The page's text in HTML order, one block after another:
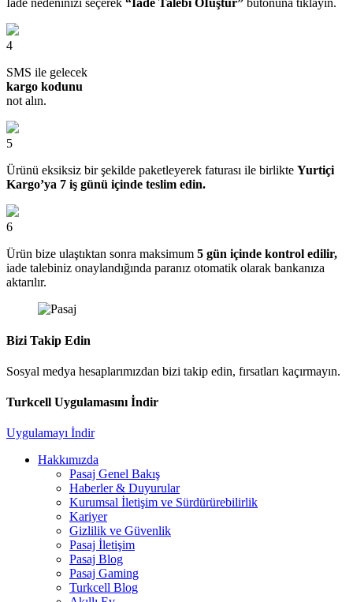
İade nedeninizi seçerek “İade Talebi OIuştur” butonuna tıklayın.
4
SMS ile gelecek
kargo kodunu
not alın.
5
Ürünü eksiksiz bir şekilde paketleyerek faturası ile birlikte Yurtiçi
Kargo’ya 7 iş günü içinde teslim edin.
6
Ürün bize ulaştıktan sonra maksimum 5 gün içinde kontrol edilir,
iade talebiniz onaylandığında paranız otomatik olarak bankanıza
aktarılır.
Bizi Takip Edin
Sosyal medya hesaplarımızdan bizi takip edin, fırsatları kaçırmayın.
Turkcell Uygulamasını İndir
Uygulamayı İndir
Hakkımızda
Pasaj Genel Bakış
Haberler & Duyurular
Kurumsal İletişim ve Sürdürürebilirlik
Kariyer
Gizlilik ve Güvenlik
Pasaj İletişim
Pasaj Blog
Pasaj Gaming
Turkcell Blog